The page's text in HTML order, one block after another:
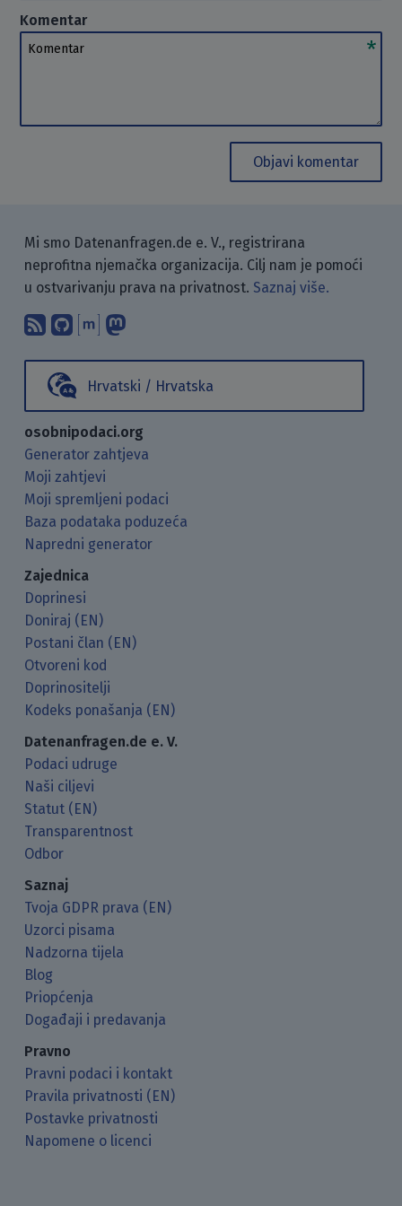
Komentar
Komentar
Objavi komentar
Mi smo Datenanfragen.de e. V., registrirana
neprofitna njemačka organizacija. Cilj nam je pomoći
u ostvarivanju prava na privatnost. Saznaj više.
Pretplati se na naš blog koristeći
Pronađi nas na GitHubu.
Raspravljaj s nama putem
Hrvatski / Hrvatska
osobnipodaci.org
Generator zahtjeva
Moji zahtjevi
Moji spremljeni podaci
Baza podataka poduzeća
Napredni generator
Zajednica
Doprinesi
Doniraj (EN)
Postani član (EN)
Otvoreni kod
Doprinositelji
Kodeks ponašanja (EN)
Datenanfragen.de e. V.
Podaci udruge
Naši ciljevi
Statut (EN)
Transparentnost
Odbor
Saznaj
Tvoja GDPR prava (EN)
Uzorci pisama
Nadzorna tijela
Blog
Priopćenja
Događaji i predavanja
Pravno
Pravni podaci i kontakt
Pravila privatnosti (EN)
Postavke privatnosti
Napomene o licenci